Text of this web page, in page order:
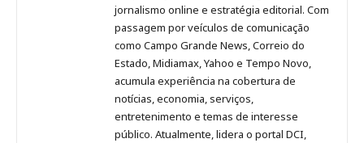
Pinterest
LinkedInInstagram
FacebookMalagolini
jornalismo online e estratégia editorial. Com
passagem por veículos de comunicação
como Campo Grande News, Correio do
Estado, Midiamax, Yahoo e Tempo Novo,
acumula experiência na cobertura de
notícias, economia, serviços,
entretenimento e temas de interesse
público. Atualmente, lidera o portal DCI,